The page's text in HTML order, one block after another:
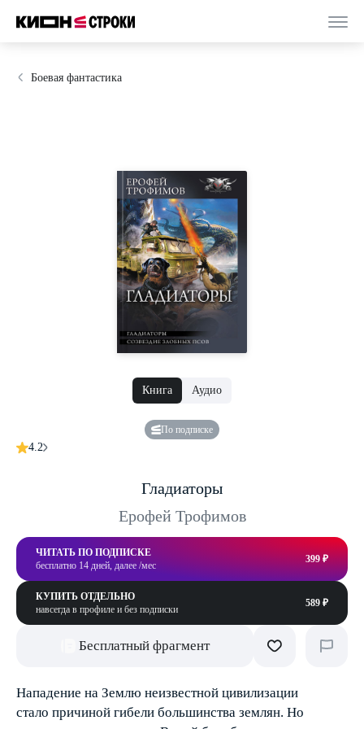
Боевая фантастика
Книга Аудио
По подписке
4.2
Гладиаторы
Ерофей Трофимов
ЧИТАТЬ ПО ПОДПИСКЕ
бесплатно 14 дней, далее /мес
399 ₽
КУПИТЬ ОТДЕЛЬНО
навсегда в профиле и без подписки
589 ₽
Бесплатный фрагмент
Нападение на Землю неизвестной цивилизации
стало причиной гибели большинства землян. Но